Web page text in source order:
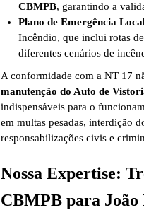
CBMPB, garantindo a
Plano de Emergência
Incêndio, que inclui rotas
diferentes cenários de
A conformidade com a NT 17
manutenção do Auto de
indispensáveis para o
em multas pesadas, interdição
responsabilizações civis e
Nossa Expertise:
CBMPB para João